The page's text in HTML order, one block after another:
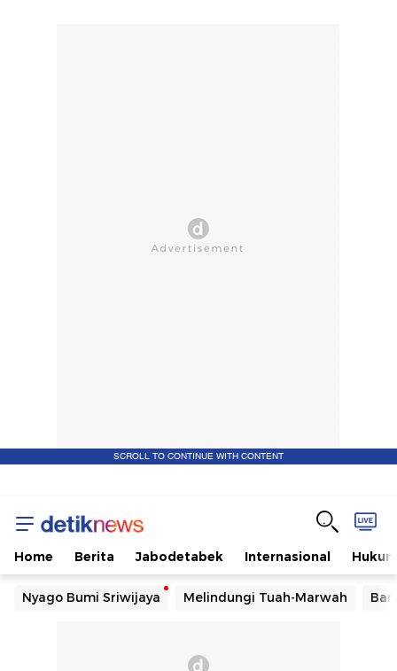
SCROLL TO CONTINUE WITH CONTENT
Home Berita Jabodetabek Internasional Hukum
Nyago Bumi Sriwijaya Melindungi Tuah-Marwah